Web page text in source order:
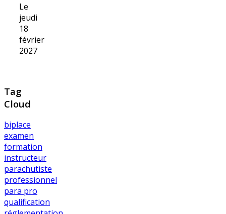
Le
jeudi
18
février
2027
Tag
Cloud
biplace
examen
formation
instructeur
parachutiste
professionnel
para pro
qualification